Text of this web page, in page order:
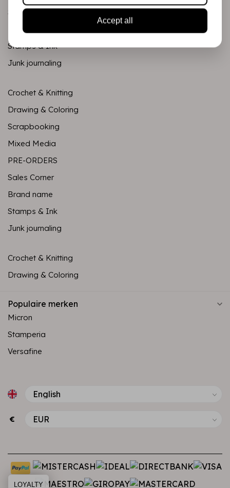
Sales Corner
Brand name
Stamps & Ink
Junk journaling
Crochet & Knitting
Drawing & Coloring
Scrapbooking
Mixed Media
PRE-ORDERS
Sales Corner
Brand name
Stamps & Ink
Junk journaling
Crochet & Knitting
Drawing & Coloring
Populaire merken
Micron
Stamperia
Versafine
€
Accept all
LOYALTY